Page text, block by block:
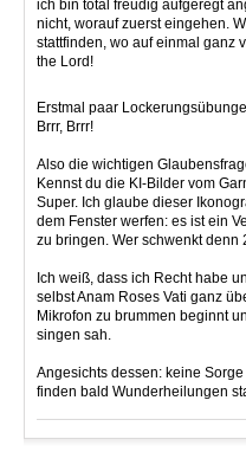
ich bin total freudig aufgeregt
nicht, worauf zuerst eingehen.
stattfinden, wo auf einmal ganz
the Lord!
Erstmal paar
Brrr, Brrr!
Also die wichtigen
Kennst du die KI-Bilder vom
Super. Ich glaube dieser
dem Fenster werfen: es ist ein
zu bringen. Wer schwenkt
Ich weiß, dass ich Recht habe
selbst Anam Roses Vati ganz
Mikrofon zu brummen beginnt
singen sah.
Angesichts dessen: keine
finden bald Wunderheilungen